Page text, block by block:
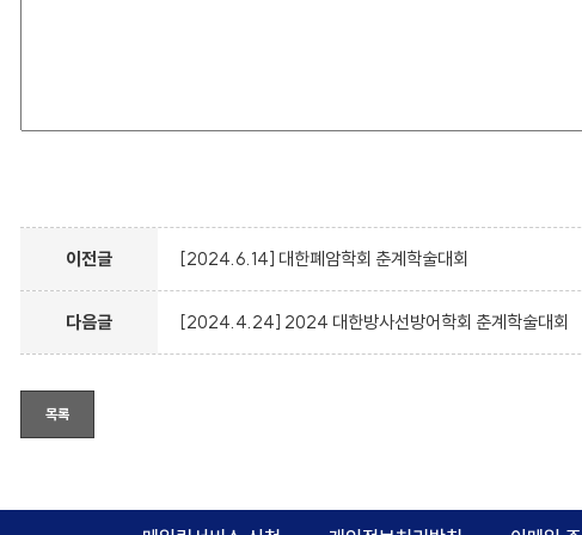
이전글 [2024.6.14] 대한폐암학회 춘계학술대회
다음글 [2024.4.24] 2024 대한방사선방어학회 춘계학술대회
목록